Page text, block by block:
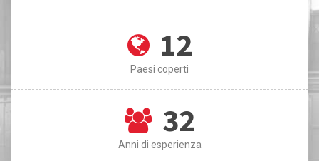
12
Paesi coperti
32
Anni di esperienza